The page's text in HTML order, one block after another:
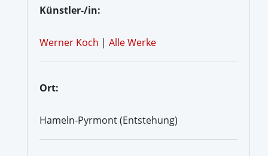
Künstler-/in:
Werner Koch | Alle Werke
Ort:
Hameln-Pyrmont (Entstehung)